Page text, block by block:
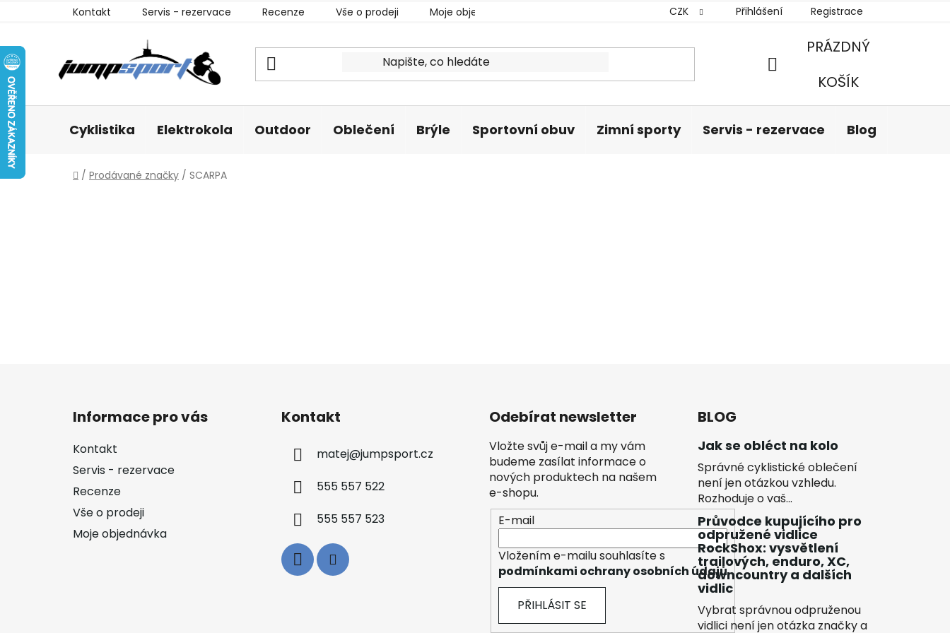
Kontakt Servis - rezervace Recenze Vše o prodeji Moje objednávka CZK Přihlášení Registrace
NÁKUPNÍ
PRÁZDNÝ
KOŠÍK
Cyklistika Elektrokola Outdoor Oblečení Brýle Sportovní obuv Zimní sporty Servis - rezervace Blog
Domů
/ Prodávané značky / SCARPA
Informace pro vás
Kontakt
Servis - rezervace
Recenze
Vše o prodeji
Moje objednávka
Kontakt
matej@jumpsport.cz
555 557 522
555 557 523
Odebírat newsletter
Vložte svůj e-mail a my vám
budeme zasílat informace o
nových produktech na našem
e-shopu.
E-mail
Vložením e-mailu souhlasíte s
podmínkami ochrany osobních údajů
PŘIHLÁSIT SE
BLOG
Jak se obléct na kolo
Správné cyklistické oblečení
není jen otázkou vzhledu.
Rozhoduje o vaš...
Průvodce kupujícího pro
odpružené vidlice
RockShox: vysvětlení
trailových, enduro, XC,
downcountry a dalších
vidlic
Vybrat správnou odpruženou
vidlici není jen otázka značky a